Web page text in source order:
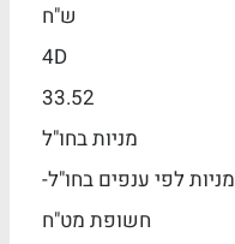
ש"ח
4D
33.52
מניות בחו"ל
מניות לפי ענפים בחו"ל-
חשופת מט"ח